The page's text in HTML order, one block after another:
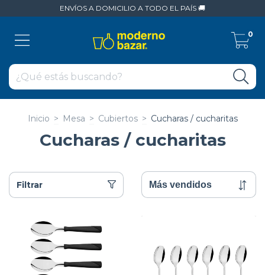
ENVÍOS A DOMICILIO A TODO EL PAÍS 🚚
0
Inicio > Mesa > Cubiertos > Cucharas / cucharitas
Cucharas / cucharitas
Filtrar